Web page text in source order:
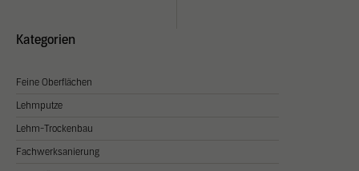
Kategorien
Feine Oberflächen
Lehmputze
Lehm-Trockenbau
Fachwerksanierung